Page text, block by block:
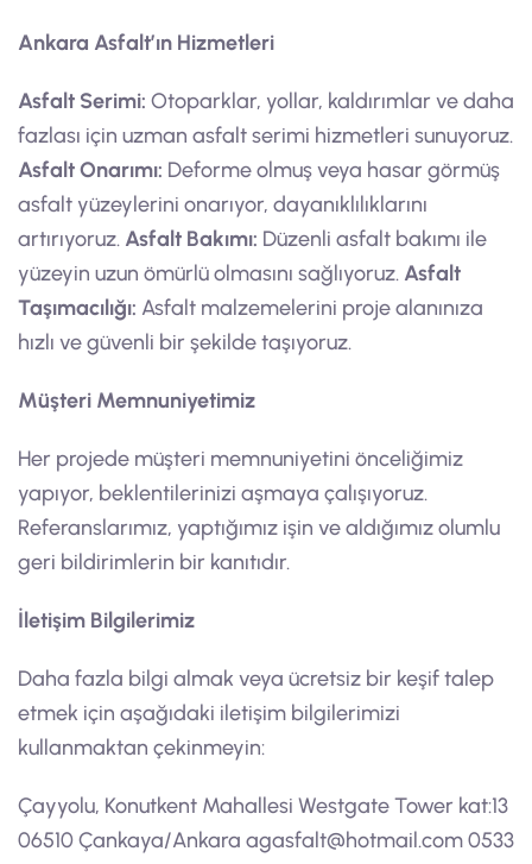
Ankara Asfalt’ın Hizmetleri
Asfalt Serimi: Otoparklar, yollar, kaldırımlar ve daha
fazlası için uzman asfalt serimi hizmetleri sunuyoruz.
Asfalt Onarımı: Deforme olmuş veya hasar görmüş
asfalt yüzeylerini onarıyor, dayanıklılıklarını
artırıyoruz. Asfalt Bakımı: Düzenli asfalt bakımı ile
yüzeyin uzun ömürlü olmasını sağlıyoruz. Asfalt
Taşımacılığı: Asfalt malzemelerini proje alanınıza
hızlı ve güvenli bir şekilde taşıyoruz.
Müşteri Memnuniyetimiz
Her projede müşteri memnuniyetini önceliğimiz
yapıyor, beklentilerinizi aşmaya çalışıyoruz.
Referanslarımız, yaptığımız işin ve aldığımız olumlu
geri bildirimlerin bir kanıtıdır.
İletişim Bilgilerimiz
Daha fazla bilgi almak veya ücretsiz bir keşif talep
etmek için aşağıdaki iletişim bilgilerimizi
kullanmaktan çekinmeyin:
Çayyolu, Konutkent Mahallesi Westgate Tower kat:13
06510 Çankaya/Ankara agasfalt@hotmail.com0533